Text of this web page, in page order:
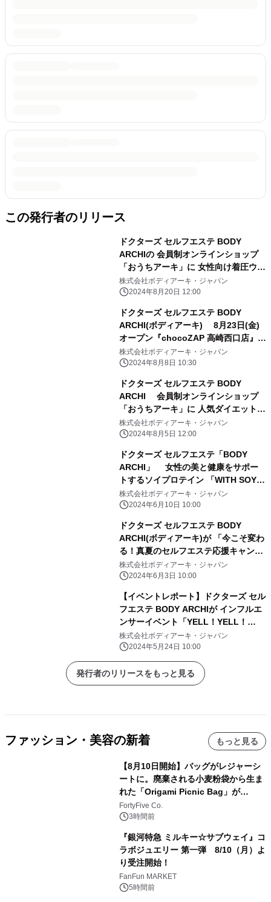
この発行者のリリース
ドクターズ セルフエステ BODY
ARCHIの 会員制オンラインショップ
「おうちアーキ」に 女性向け着圧ウェ
アブランドのBELMISE(ベルミス)が登
場
株式会社ボディアーキ・ジャパン
2024年8月20日 12:00
ドクターズ セルフエステ BODY
ARCHI(ボディアーキ) 8月23日(金)
オープン『chocoZAP 高崎西口店』内
に 2店舗目のショップイン型店舗が出
店決定
株式会社ボディアーキ・ジャパン
2024年8月8日 10:30
ドクターズ セルフエステ BODY
ARCHI 会員制オンラインショップ
「おうちアーキ」に 人気ダイエットコ
ーヒー※「C COFFEE」が登場
株式会社ボディアーキ・ジャパン
2024年8月5日 12:00
ドクターズ セルフエステ「BODY
ARCHI」 女性の美と健康をサポー
トするソイプロテイン 「WITH SOY
Woman's Protein」とタイアップ開始
株式会社ボディアーキ・ジャパン
2024年6月10日 10:00
ドクターズ セルフエステ BODY
ARCHI(ボディアーキ)が 「今こそ変わ
る！真夏のセルフエステ応援キャンペ
ーン」を 6/3より開催
株式会社ボディアーキ・ジャパン
2024年6月3日 10:00
【イベントレポート】ドクターズ セル
フエステ BODY ARCHIが インフルエ
ンサーイベント「YELL！YELL！
YELL！」に初出展 マシンの施術体
験や人気商品が入った限定ショッパー
を提供
株式会社ボディアーキ・ジャパン
2024年5月24日 10:00
発行者のリリースをもっと見る
ファッション・美容の新着 もっと見る
【8月10日開始】バッグがレジャーシ
ートに。廃棄される小麦粉袋から生ま
れた「Origami Picnic Bag」が
Makuakeに登場
FortyFive Co.
3時間前
『銀河特急 ミルキー☆サブウェイ』コ
ラボジュエリー 第一弾 8/10（月）よ
り受注開始！
FanFun MARKET
5時間前